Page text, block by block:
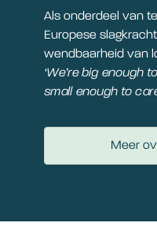
Als onderdeel van
Europese
wendbaarheid van
‘We’re big enough
small enough to
Meer